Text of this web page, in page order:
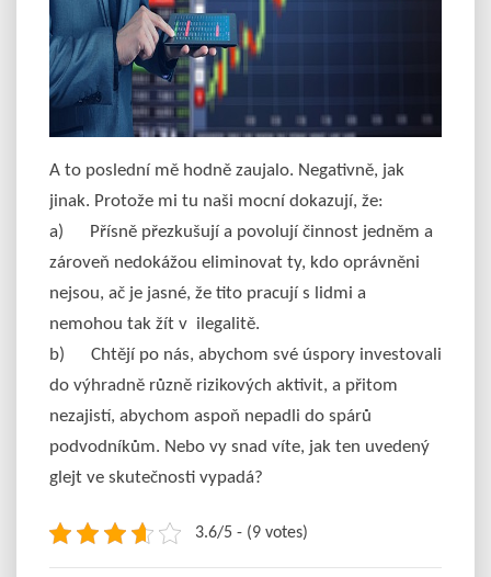
A to poslední mě hodně zaujalo. Negativně, jak
jinak. Protože mi tu naši mocní dokazují, že:
a) Přísně přezkušují a povolují činnost jedněm a
zároveň nedokážou eliminovat ty, kdo oprávněni
nejsou, ač je jasné, že tito pracují s lidmi a
nemohou tak žít v ilegalitě.
b) Chtějí po nás, abychom své úspory investovali
do výhradně různě rizikových aktivit, a přitom
nezajistí, abychom aspoň nepadli do spárů
podvodníkům. Nebo vy snad víte, jak ten uvedený
glejt ve skutečnosti vypadá?
3.6/5 - (9 votes)